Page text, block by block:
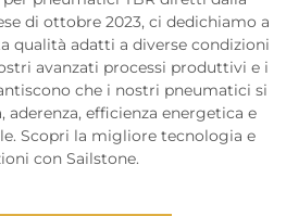
di ottobre 2023, ci dedichiamo a
qualità adatti a diverse condizioni
avanzati processi produttivi e i
che i nostri pneumatici si
efficienza energetica e
Scopri la migliore tecnologia e
con Sailstone.